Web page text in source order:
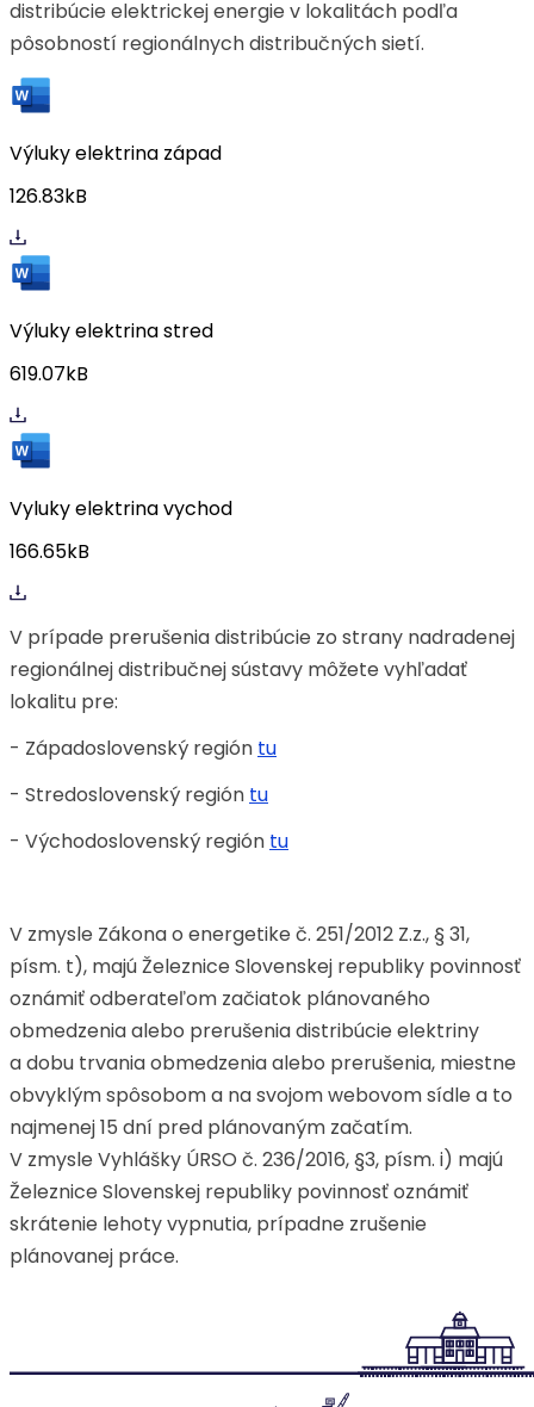
distribúcie elektrickej energie v lokalitách podľa
pôsobností regionálnych distribučných sietí.
Výluky elektrina západ
126.83kB
Výluky elektrina stred
619.07kB
Vyluky elektrina vychod
166.65kB
V prípade prerušenia distribúcie zo strany nadradenej
regionálnej distribučnej sústavy môžete vyhľadať
lokalitu pre:
- Západoslovenský región tu
- Stredoslovenský región tu
- Východoslovenský región tu
V zmysle Zákona o energetike č. 251/2012 Z.z., § 31,
písm. t), majú Železnice Slovenskej republiky povinnosť
oznámiť odberateľom začiatok plánovaného
obmedzenia alebo prerušenia distribúcie elektriny
a dobu trvania obmedzenia alebo prerušenia, miestne
obvyklým spôsobom a na svojom webovom sídle a to
najmenej 15 dní pred plánovaným začatím.
V zmysle Vyhlášky ÚRSO č. 236/2016, §3, písm. i) majú
Železnice Slovenskej republiky povinnosť oznámiť
skrátenie lehoty vypnutia, prípadne zrušenie
plánovanej práce.